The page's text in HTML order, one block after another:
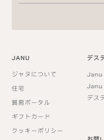
JANU
ジャヌについて
住宅
貿易ポータル
ギフトカード
クッキーポリシー
デス
Janu
Janu
デス